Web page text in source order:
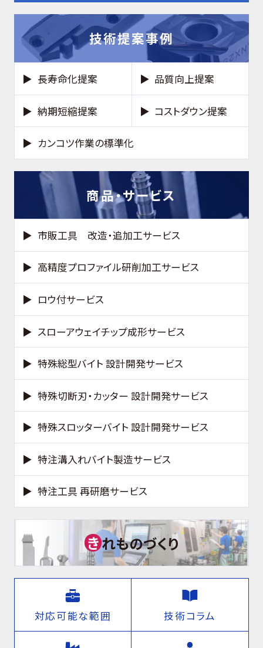
技術提案事例
長寿命化提案 品質向上提案
納期短縮提案 コストダウン提案
カンコツ作業の標準化
商品・サービス
市販工具 改造・追加工サービス
高精度プロファイル研削加工サービス
ロウ付サービス
スローアウェイチップ成形サービス
特殊総型バイト 設計開発サービス
特殊切断刃・カッター 設計開発サービス
特殊スロッターバイト 設計開発サービス
特注溝入れバイト製造サービス
特注工具 再研磨サービス
きれものづくり
対応可能な範囲 技術コラム